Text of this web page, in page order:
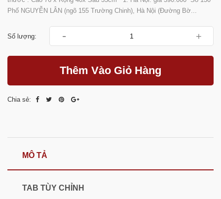
Phố NGUYỄN LÂN (ngõ 155 Trường Chinh), Hà Nội (Đường Bờ...
Số lượng: - +
Thêm Vào Giỏ Hàng
Chia sẻ:
MÔ TẢ
TAB TÙY CHỈNH